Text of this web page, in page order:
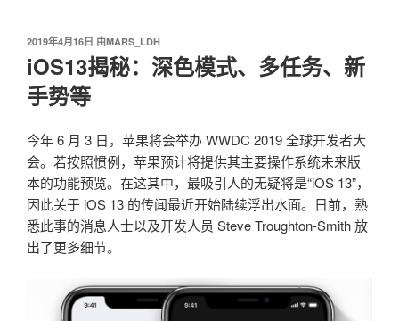
发
布
于
2019年4月16日 由MARS_LDH
iOS13揭秘：深色模式、多任务、新
手势等
今年 6 月 3 日，苹果将会举办 WWDC 2019 全球开发者大
会。若按照惯例，苹果预计将提供其主要操作系统未来版
本的功能预览。在这其中，最吸引人的无疑将是“iOS 13”，
因此关于 iOS 13 的传闻最近开始陆续浮出水面。日前，熟
悉此事的消息人士以及开发人员 Steve Troughton-Smith 放
出了更多细节。